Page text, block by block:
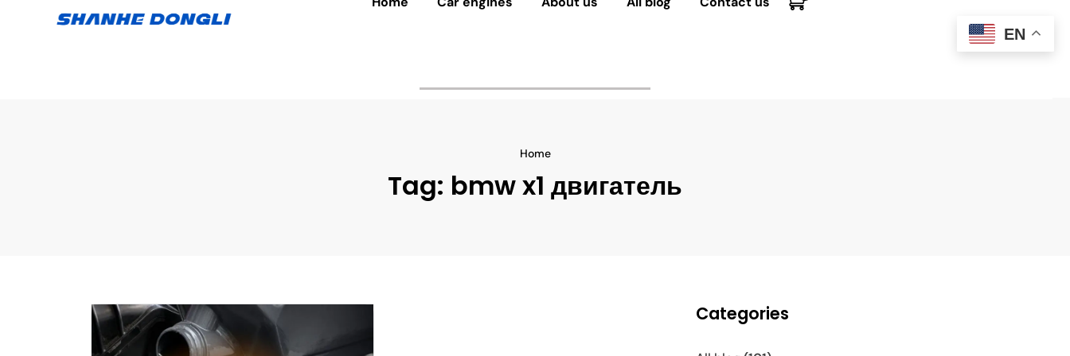
Home
Tag: bmw x1 двигатель
Categories
EN